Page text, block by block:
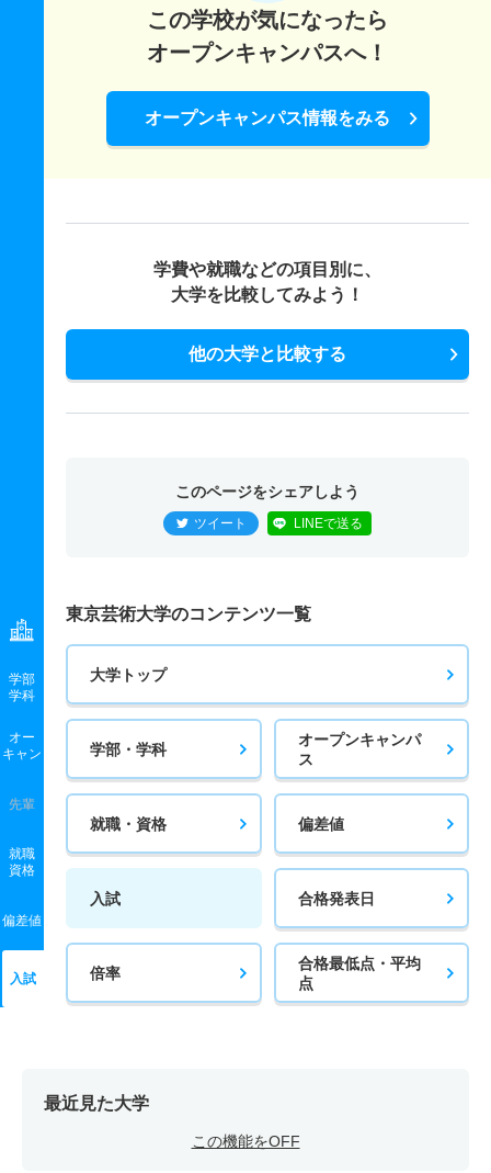
学部
学科
オー
キャン
先輩
就職
資格
偏差値
入試
この学校が気になったら
オープンキャンパスへ！
オープンキャンパス情報をみる
学費や就職などの項目別に、
大学を比較してみよう！
他の大学と比較する
このページをシェアしよう
ツイート LINEで送る
東京芸術大学のコンテンツ一覧
大学トップ
学部・学科
オープンキャンパ
ス
就職・資格 偏差値
入試 合格発表日
倍率
合格最低点・平均
点
最近見た大学
この機能をOFF